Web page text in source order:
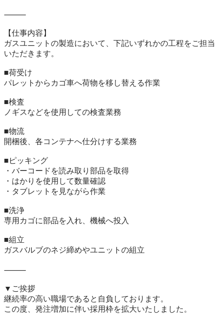
⸻
【仕事内容】
ガスユニットの製造において、下記いずれかの工程をご担当
いただきます。
■荷受け
パレットからカゴ車へ荷物を移し替える作業
■検査
ノギスなどを使用しての検査業務
■物流
開梱後、各コンテナへ仕分けする業務
■ピッキング
・バーコードを読み取り部品を取得
・はかりを使用して数量確認
・タブレットを見ながら作業
■洗浄
専用カゴに部品を入れ、機械へ投入
■組立
ガスバルブのネジ締めやユニットの組立
⸻
▼ご挨拶
継続率の高い職場であると自負しております。
この度、発注増加に伴い採用枠を拡大いたしました。